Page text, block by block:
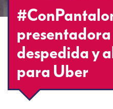
despedida y
para Uber